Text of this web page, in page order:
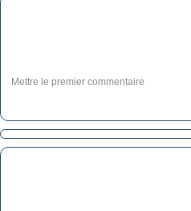
Mettre le premier commentaire